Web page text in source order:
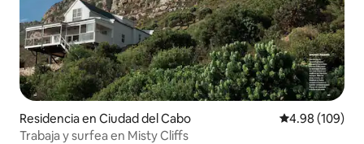
Residencia en Ciudad del Cabo Calificación
4.98 (109)
Trabaja y surfea en Misty Cliffs